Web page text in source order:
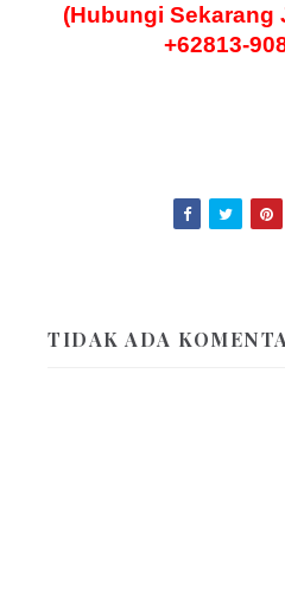
(Hubungi Sekarang
+62813-
TIDAK ADA